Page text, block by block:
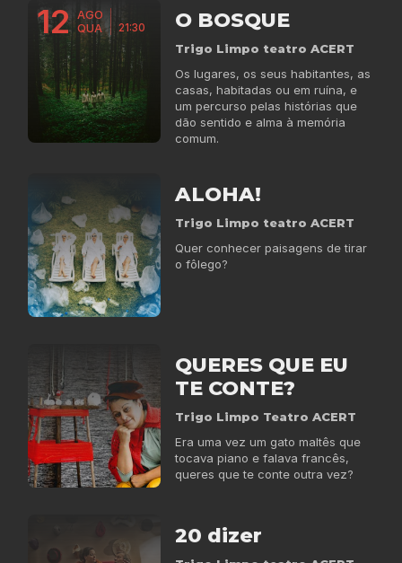
12 AGO
QUA
21:30 O BOSQUE
Trigo Limpo teatro ACERT
Os lugares, os seus habitantes, as
casas, habitadas ou em ruína, e
um percurso pelas histórias que
dão sentido e alma à memória
comum.
ALOHA!
Trigo Limpo teatro ACERT
Quer conhecer paisagens de tirar
o fôlego?
QUERES QUE EU
TE CONTE?
Trigo Limpo Teatro ACERT
Era uma vez um gato maltês que
tocava piano e falava francês,
queres que te conte outra vez?
20 dizer